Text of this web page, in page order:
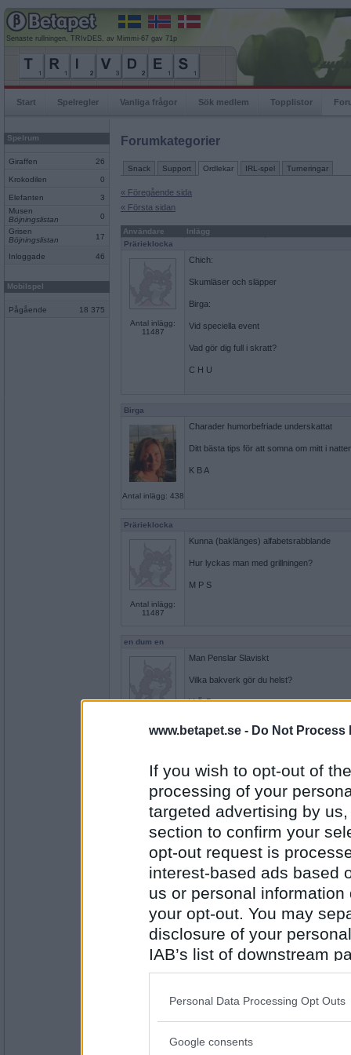
www.betapet.se - Do Not Process
If you wish to opt-out of
processing of your
targeted advertising by
section to confirm your
opt-out request is
interest-based ads based
us or personal
your opt-out. You may
disclosure of your
IAB’s list of downstream
also be disclosed by us
Downstream Participants
Please note that this
Personal Data Processing Opt Outs
Google consents
Senaste rullningen, TRIvDES, av Mimmi-67 gav 71p
Start Spelregler Vanliga frågor Sök medlem Topplistor
Spelrum
Giraffen 26
Krokodilen 0
Elefanten
3
Musen
Böjningslistan
0
Grisen
Böjningslistan
17
Inloggade 46
Mobilspel
Pågående 18 375
Forumkategorier
Snack Support Ordlekar IRL-spel Turneringar
« Föregående sida
« Första sidan
Användare
Inlägg
Prärieklocka
Antal inlägg:
11487
Chich:
Skumläser och släpper
Birga:
Vid speciella event
Vad gör dig full i skratt?
C H U
Birga
Antal inlägg: 438
Charader humorbefriade underskattat
Ditt bästa tips för att somna om mitt i
K B A
Prärieklocka
Antal inlägg:
11487
Kunna (baklänges) alfabetsrabblande
Hur lyckas man med grillningen?
M P S
en dum en
13194
Man Penslar Slaviskt
Vilka bakverk gör du helst?
V Ö D
Antal inlägg:
Väldigt önskvärda: Drömmar
Vad gör du helst en fredagskväll?
J R L
Fulfrisyr
Antal inlägg:
Joggar runt ladugården
Hur ser ditt kök ut?
V L K